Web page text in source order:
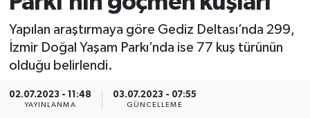
Yapılan araştırmaya göre Gediz Deltası’nda 299,
İzmir Doğal Yaşam Parkı’nda ise 77 kuş türünün
olduğu belirlendi.
02.07.2023 - 11:48
YAYINLANMA
03.07.2023 - 07:55
GÜNCELLEME
ÖZEL HABER
POLİTİKA
Programlar
SPOR